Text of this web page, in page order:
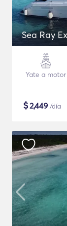
Sea Ray
Yate a motor
$2,449 /día